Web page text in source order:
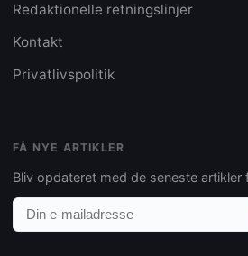
Redaktionelle retningslinjer
Kontakt
Privatlivspolitik
FÅ NYE ARTIKLER
Bliv opdateret med de seneste artikler